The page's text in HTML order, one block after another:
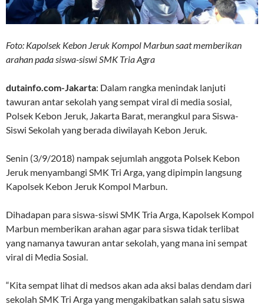
Foto: Kapolsek Kebon Jeruk Kompol Marbun saat memberikan
arahan pada siswa-siswi SMK Tria Agra
dutainfo.com-Jakarta: Dalam rangka menindak lanjuti
tawuran antar sekolah yang sempat viral di media sosial,
Polsek Kebon Jeruk, Jakarta Barat, merangkul para Siswa-
Siswi Sekolah yang berada diwilayah Kebon Jeruk.
Senin (3/9/2018) nampak sejumlah anggota Polsek Kebon
Jeruk menyambangi SMK Tri Arga, yang dipimpin langsung
Kapolsek Kebon Jeruk Kompol Marbun.
Dihadapan para siswa-siswi SMK Tria Arga, Kapolsek Kompol
Marbun memberikan arahan agar para siswa tidak terlibat
yang namanya tawuran antar sekolah, yang mana ini sempat
viral di Media Sosial.
“Kita sempat lihat di medsos akan ada aksi balas dendam dari
sekolah SMK Tri Arga yang mengakibatkan salah satu siswa